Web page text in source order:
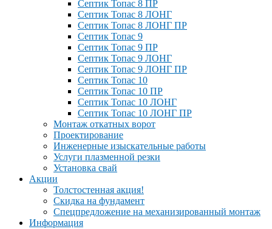
Септик Топас 8 ПР
Септик Топас 8 ЛОНГ
Септик Топас 8 ЛОНГ ПР
Септик Топас 9
Септик Топас 9 ПР
Септик Топас 9 ЛОНГ
Септик Топас 9 ЛОНГ ПР
Септик Топас 10
Септик Топас 10 ПР
Септик Топас 10 ЛОНГ
Септик Топас 10 ЛОНГ ПР
Монтаж откатных ворот
Проектирование
Инженерные изыскательные работы
Услуги плазменной резки
Установка свай
Акции
Толстостенная акция!
Скидка на фундамент
Спецпредложение на механизированный монтаж
Информация